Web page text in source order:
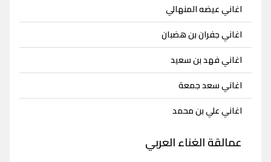
اغاني عيضه المنهالي
اغاني جفران بن هضبان
اغاني فهد بن سعيد
اغاني سعد جمعة
اغاني علي بن محمد
عمالقة الغناء العربي